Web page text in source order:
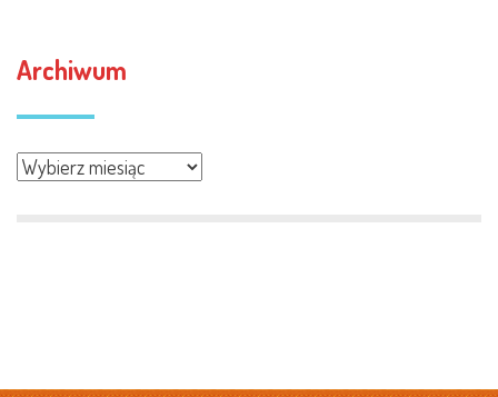
Archiwum
Archiwum